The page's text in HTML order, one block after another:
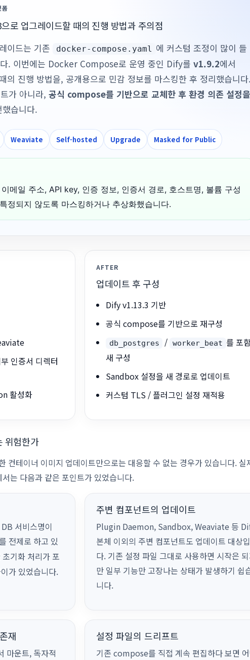
로 업그레이드할 때의 진행 방법과 주의점
이드는 기존 docker-compose.yaml 에 커스텀 조정이 많이 들
다. 이번에는 Docker Compose로 운영 중인 Dify를v1.9.2에서
의 진행 방법을, 공개용으로 민감 정보를 마스킹한 후 정리했습니다.
가 아니라,공식 compose를 기반으로 교체한 후 환경 의존 설정을
습니다.
Weaviate Self-hosted Upgrade Masked for Public
메일 주소, API key, 인증 정보, 인증서 경로, 호스트명, 볼륨 구성
정되지 않도록 마스킹하거나 추상화했습니다.
인증서 디렉터
활성화
AFTER
업데이트 후 구성
Dify v1.13.3 기반
공식 compose를 기반으로 재구성
db_postgres / worker_beat 를 포
새 구성
Sandbox 설정을 새 경로로 업데이트
커스텀 TLS / 플러그인 설정 재적용
위험한가
컨테이너 이미지 업데이트만으로는 대응할 수 없는 경우가 있습니다. 실
는 다음과 같은 포인트가 있었습니다.
서비스명이
를 전제로 하고 있
초기화 처리가 포
가 있었습니다.
주변 컴포넌트의 업데이트
Plugin Daemon, Sandbox, Weaviate 등
본체 이외의 주변 컴포넌트도 업데이트 대상
다. 기존 설정 파일 그대로 사용하면 시작은
만 일부 기능만 고장나는 상태가 발생하기 쉽
니다.
재
마운트, 독자적
설정 파일의 드리프트
기존 compose를 직접 계속 편집하다 보면